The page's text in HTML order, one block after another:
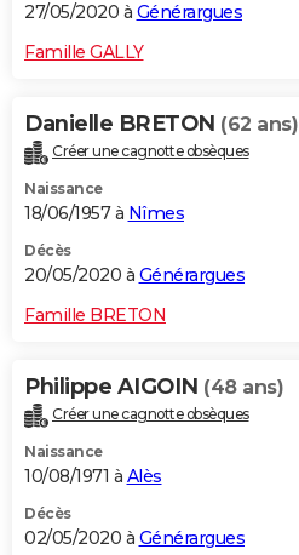
27/05/2020 à Générargues
Famille GALLY
Danielle BRETON (62 ans)
Créer une cagnotte obsèques
Naissance
18/06/1957 à Nîmes
Décès
20/05/2020 à Générargues
Famille BRETON
Philippe AIGOIN (48 ans)
Créer une cagnotte obsèques
Naissance
10/08/1971 à Alès
Décès
02/05/2020 à Générargues